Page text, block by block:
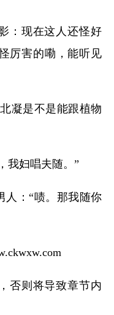
：现在这人还怪好
厉害的嘞，能听见
凝是不是能跟植物
我妇唱夫随。”
人：“啧。那我随你
否则将导致章节内